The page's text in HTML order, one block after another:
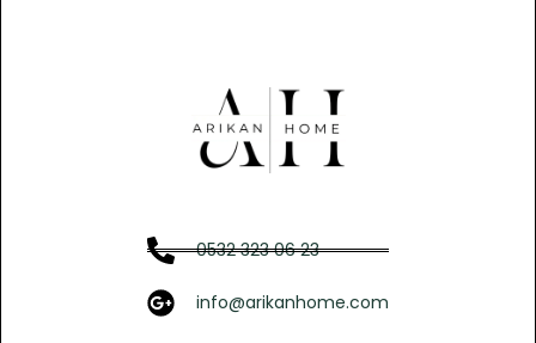
0532 323 06 23
info@arikanhome.com